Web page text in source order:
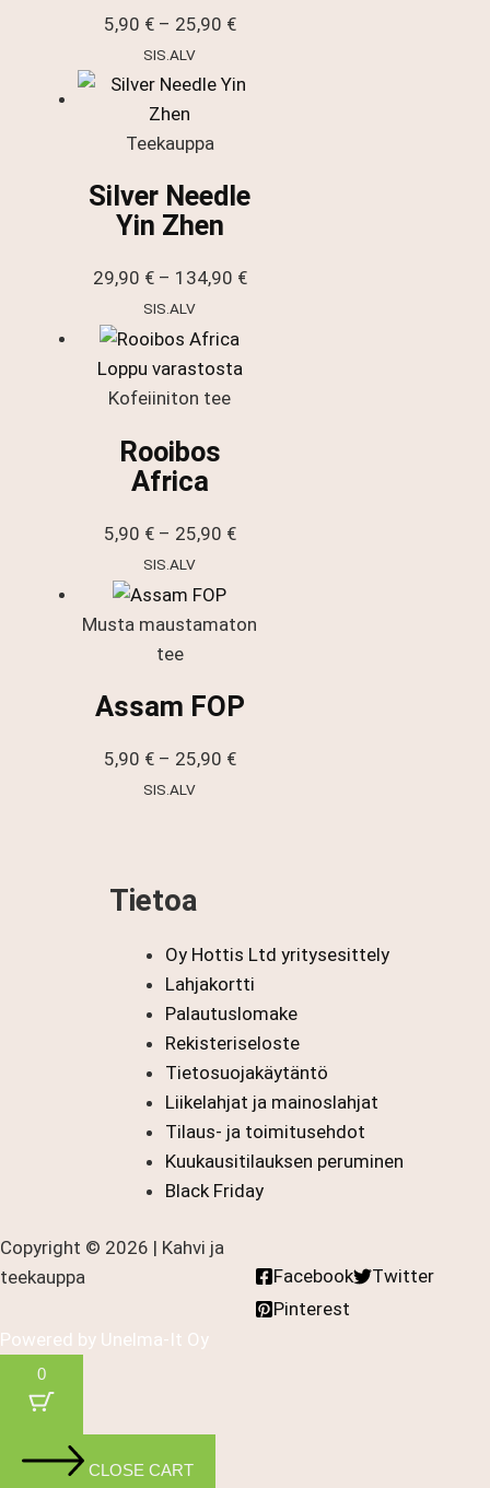
5,90 € – 25,90 €Hintaluokka:
-
SIS.ALV
Teekauppa
Silver Needle
Yin Zhen
29,90 € – 134,90 €Hintaluokka:
SIS.ALV
Loppu varastosta
Kofeiiniton tee
Rooibos
Africa
5,90 € – 25,90 €Hintaluokka:
25,90 €
SIS.ALV
Musta maustamaton
tee
Assam FOP
5,90 € – 25,90 €Hintaluokka:
SIS.ALV
Tietoa
Oy Hottis Ltd yritysesittely
Lahjakortti
Palautuslomake
Rekisteriseloste
Tietosuojakäytäntö
Liikelahjat ja mainoslahjat
Tilaus- ja toimitusehdot
Kuukausitilauksen peruminen
Black Friday
Copyright © 2026 | Kahvi ja
teekauppa
Powered by Unelma-It Oy
Facebook
Twitter
Pinterest
0
CLOSE CART